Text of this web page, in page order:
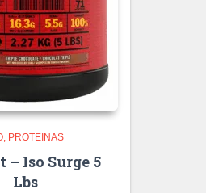
PROTEINAS
Iso Surge 5
Lbs